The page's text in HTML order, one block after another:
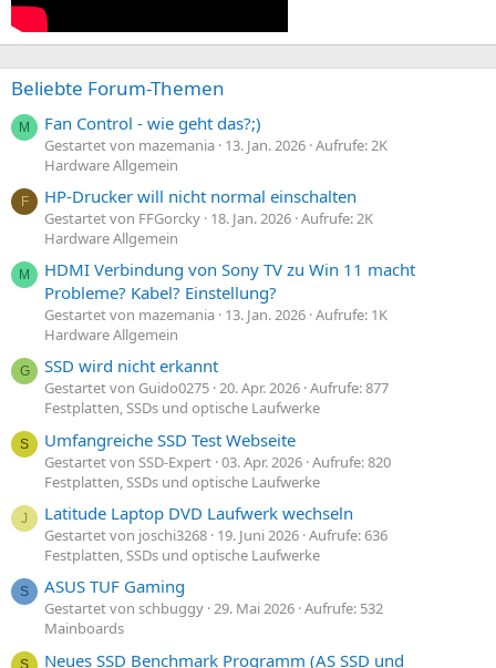
Beliebte Forum-Themen
M Fan Control - wie geht das?;)
Gestartet von mazemania 13. Jan. 2026 Aufrufe: 2K
Hardware Allgemein
F HP-Drucker will nicht normal einschalten
Gestartet von FFGorcky 18. Jan. 2026 Aufrufe: 2K
Hardware Allgemein
M
HDMI Verbindung von Sony TV zu Win 11 macht
Probleme? Kabel? Einstellung?
Gestartet von mazemania 13. Jan. 2026 Aufrufe: 1K
Hardware Allgemein
G SSD wird nicht erkannt
Gestartet von Guido0275 20. Apr. 2026 Aufrufe: 877
Festplatten, SSDs und optische Laufwerke
S Umfangreiche SSD Test Webseite
Gestartet von SSD-Expert 03. Apr. 2026 Aufrufe: 820
Festplatten, SSDs und optische Laufwerke
J Latitude Laptop DVD Laufwerk wechseln
Gestartet von joschi3268 19. Juni 2026 Aufrufe: 636
Festplatten, SSDs und optische Laufwerke
S ASUS TUF Gaming
Gestartet von schbuggy 29. Mai 2026 Aufrufe: 532
Mainboards
Neues SSD Benchmark Programm (AS SSD und